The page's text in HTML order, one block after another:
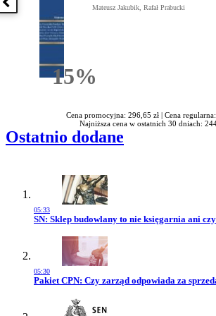
Poprzednia książka
15%Rabatu
Mateusz Jakubik, Rafał Prabucki
Cena promocyjna: 296,65 zł | Cena
Najniższa cena w ostatnich 30 dniach:
Ostatnio dodane
05:33
Przejdź do artykułu:
SN: Sklep budowlany to nie księgarnia ani
05:30
Przejdź do artykułu:
Pakiet CPN: Czy zarząd odpowiada za